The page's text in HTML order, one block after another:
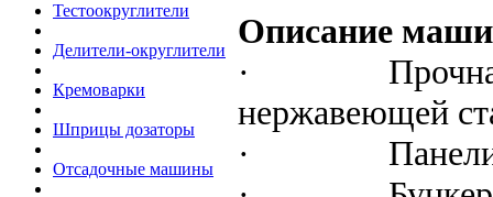
Тестоокруглители
Делители-округлители
Кремоварки
Шприцы дозаторы
Отсадочные машины
Описание
·
нержавеющей
·